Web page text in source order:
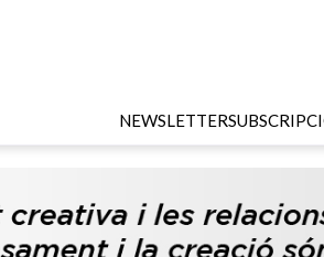
NEWSLETTER